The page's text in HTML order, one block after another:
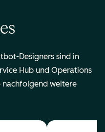
Designers sind in
Hub und Operations
nachfolgend weitere